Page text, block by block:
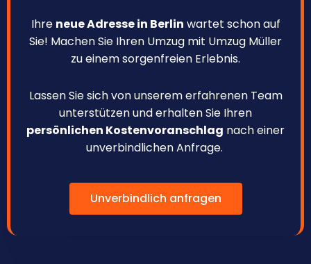
Ihre neue Adresse in Berlin wartet schon auf
Sie! Machen Sie Ihren Umzug mit Umzug Müller
zu einem sorgenfreien Erlebnis.
Lassen Sie sich von unserem erfahrenen Team
unterstützen und erhalten Sie Ihren
persönlichen Kostenvoranschlag nach einer
unverbindlichen Anfrage.
Unverbindlich anfragen